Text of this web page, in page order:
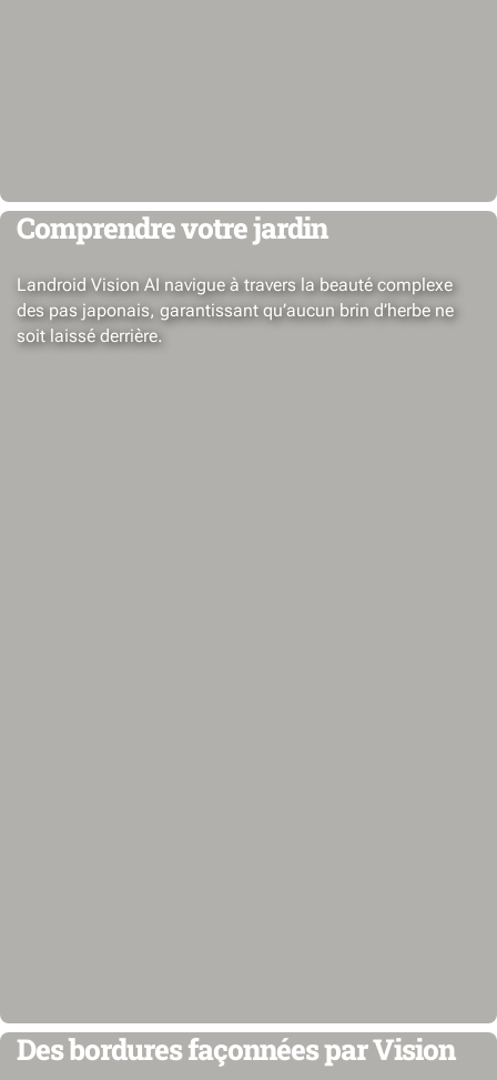
Comprendre votre jardin
Landroid Vision AI navigue à travers la beauté complexe
des pas japonais, garantissant qu’aucun brin d’herbe ne
soit laissé derrière.
Des bordures façonnées par Vision